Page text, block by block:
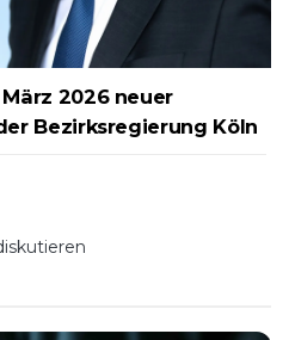
2026 neuer
Bezirksregierung Köln